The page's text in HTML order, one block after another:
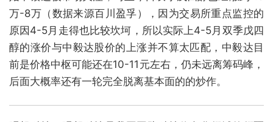
万-8万（数据来源百川盈孚），因为交易所重点监控的
原因4-5月走得也比较坎坷，所以实际上4-5月双季戊四
醇的涨价与中毅达股价的上涨并不算太匹配，中毅达目
前是价格中枢可能还在10-11元左右，仍未远离筹码峰，
后面大概率还有一轮完全脱离基本面的的炒作。